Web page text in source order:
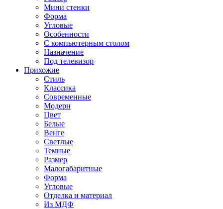
Мини стенки
Форма
Угловые
Особенности
С компьютерным столом
Назначение
Под телевизор
Прихожие
Стиль
Классика
Современные
Модерн
Цвет
Белые
Венге
Светлые
Темные
Размер
Малогабаритные
Форма
Угловые
Отделка и материал
Из МДФ